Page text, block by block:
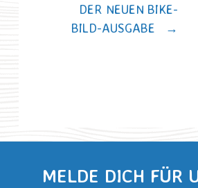
DER NEUEN BIKE-
BILD-AUSGABE
→
MELDE DICH FÜR